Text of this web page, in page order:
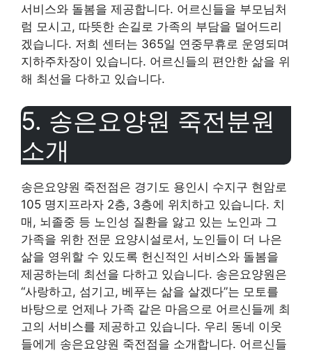
서비스와 돌봄을 제공합니다. 어르신들을 부모님처
럼 모시고, 따뜻한 손길로 가족의 부담을 덜어드리
겠습니다. 저희 센터는 365일 연중무휴로 운영되며
지하주차장이 있습니다. 어르신들의 편안한 삶을 위
해 최선을 다하고 있습니다.
5. 송은요양원 죽전분원
소개
송은요양원 죽전점은 경기도 용인시 수지구 현암로
105 명지프라자 2층, 3층에 위치하고 있습니다. 치
매, 뇌졸중 등 노인성 질환을 앓고 있는 노인과 그
가족을 위한 전문 요양시설로서, 노인들이 더 나은
삶을 영위할 수 있도록 헌신적인 서비스와 돌봄을
제공하는데 최선을 다하고 있습니다. 송은요양원은
“사랑하고, 섬기고, 베푸는 삶을 살겠다”는 모토를
바탕으로 언제나 가족 같은 마음으로 어르신들께 최
고의 서비스를 제공하고 있습니다. 우리 동네 이웃
들에게 송은요양원 죽전점을 소개합니다. 어르신들